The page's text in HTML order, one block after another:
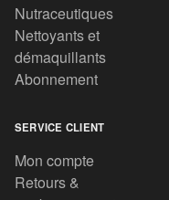
Nutraceutiques
Nettoyants et
démaquillants
Abonnement
SERVICE CLIENT
Mon compte
Retours &